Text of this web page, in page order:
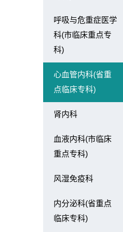
呼吸与危重症医学
科(市临床重点专
科)
心血管内科(省重
点临床专科)
肾内科
血液内科(市临床
重点专科)
风湿免疫科
内分泌科(省重点
临床专科)